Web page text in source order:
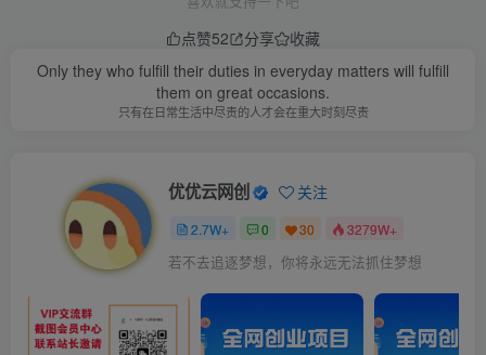
点赞52 分享
收藏
Only they who fulfill their duties in everyday matters will fulfill
them on great occasions.
只有在日常生活中尽责的人才会在重大时刻尽责
优优云网创 关注
2.7W+ 0 30 3279W+
若不去追逐梦想，你将永远无法抓住梦想